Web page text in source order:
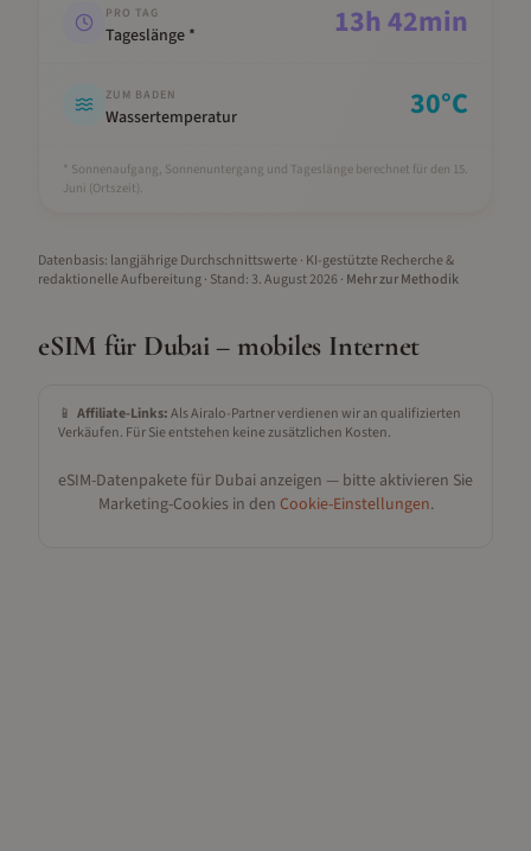
PRO TAG
Tageslänge * 13h 42min
ZUM BADEN
Wassertemperatur 30°C
* Sonnenaufgang, Sonnenuntergang und Tageslänge berechnet für den 15.
Juni (Ortszeit).
Datenbasis: langjährige Durchschnittswerte · KI-gestützte Recherche &
redaktionelle Aufbereitung· Stand: 3. August 2026· Mehr zur Methodik
eSIM für Dubai– mobiles Internet
📱 Affiliate-Links:Als Airalo-Partner verdienen wir an qualifizierten
Verkäufen. Für Sie entstehen keine zusätzlichen Kosten.
eSIM-Datenpakete für Dubai anzeigen — bitte aktivieren Sie
Marketing-Cookies in den Cookie-Einstellungen.